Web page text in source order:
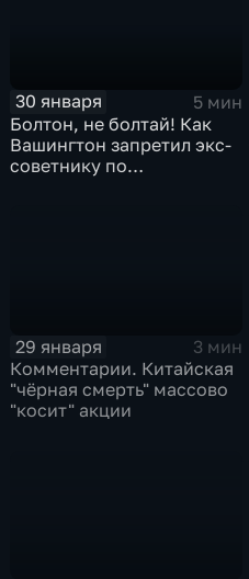
30 января
5 мин
Болтон, не болтай! Как
Вашингтон запретил экс-
советнику по
29 января
3 мин
Комментарии. Китайская
"чёрная смерть" массово
"косит" акции